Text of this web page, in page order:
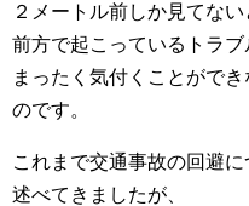
２メートル前しか見てない
前方で起こっているトラブ
まったく気付くことができ
のです。
これまで交通事故の回避に
述べてきましたが、